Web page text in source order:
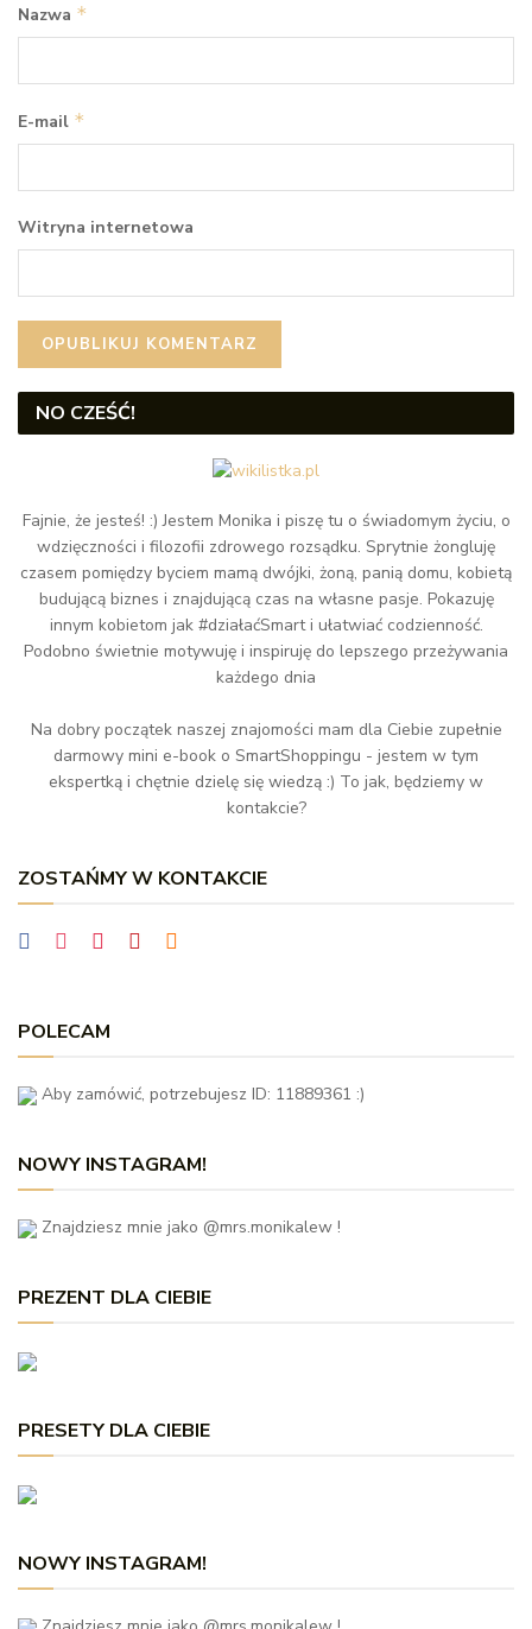
Nazwa *
E-mail *
Witryna internetowa
NO CZEŚĆ!
Fajnie, że jesteś! :) Jestem Monika i piszę tu o świadomym życiu, o
wdzięczności i filozofii zdrowego rozsądku. Sprytnie żongluję
czasem pomiędzy byciem mamą dwójki, żoną, panią domu, kobietą
budującą biznes i znajdującą czas na własne pasje. Pokazuję
innym kobietom jak #działaćSmart i ułatwiać codzienność.
Podobno świetnie motywuję i inspiruję do lepszego przeżywania
każdego dnia
Na dobry początek naszej znajomości mam dla Ciebie zupełnie
darmowy mini e-book o SmartShoppingu - jestem w tym
ekspertką i chętnie dzielę się wiedzą :) To jak, będziemy w
kontakcie?
ZOSTAŃMY W KONTAKCIE
POLECAM
Aby zamówić, potrzebujesz ID: 11889361 :)
NOWY INSTAGRAM!
Znajdziesz mnie jako @mrs.monikalew !
PREZENT DLA CIEBIE
PRESETY DLA CIEBIE
NOWY INSTAGRAM!